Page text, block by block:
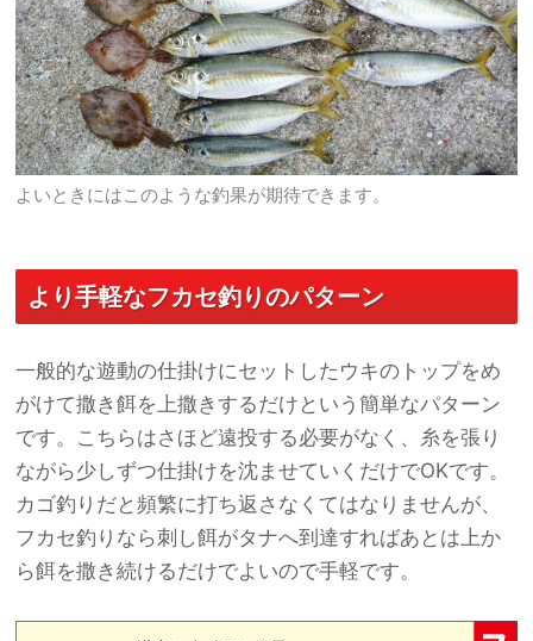
よいときにはこのような釣果が期待できます。
より手軽なフカセ釣りのパターン
一般的な遊動の仕掛けにセットしたウキのトップをめ
がけて撒き餌を上撒きするだけという簡単なパターン
です。こちらはさほど遠投する必要がなく、糸を張り
ながら少しずつ仕掛けを沈ませていくだけでOKです。
カゴ釣りだと頻繁に打ち返さなくてはなりませんが、
フカセ釣りなら刺し餌がタナへ到達すればあとは上か
ら餌を撒き続けるだけでよいので手軽です。